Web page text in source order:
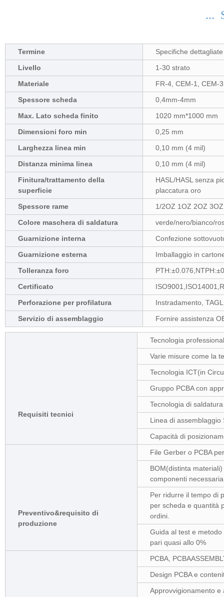
...
Termine
Specifiche
Livello
1-30 strato
Materiale
FR-4, CEM-1, CEM-
Spessore scheda
0,4mm-4mm
Max. Lato scheda finito
1020 mm*1000 mm
Dimensioni foro min
0,25 mm
Larghezza linea min
0,10 mm (4 mil)
Distanza minima linea
0,10 mm (4 mil)
Finitura/trattamento della
superficie
HASL/HASL senza
placcatura oro
Spessore rame
1/2OZ 1OZ 2OZ 3OZ
Colore maschera di saldatura
verde/nero/bianco/
Guarnizione interna
Confezione
Guarnizione esterna
Imballaggio in
Tolleranza foro
Certificato
Perforazione per profilatura
Instradamento,
Servizio di assemblaggio
Fornire assistenza
Requisiti tecnici
Tecnologia
Varie misure come la
Tecnologia ICT(in
Gruppo PCBA con
Tecnologia di
Linea di
Capacità di
Preventivo&requisito di
produzione
File Gerber o PCBA
BOM(distinta
componenti
Per ridurre il tempo di
per scheda e quantità
ordini.
Guida al test e
pari quasi allo 0%
PCBA,
Design PCBA e
Approvvigionamento e